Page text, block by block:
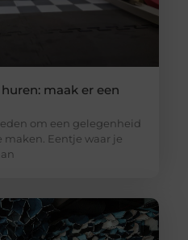
maak er een
om een gelegenheid
maken. Eentje waar je